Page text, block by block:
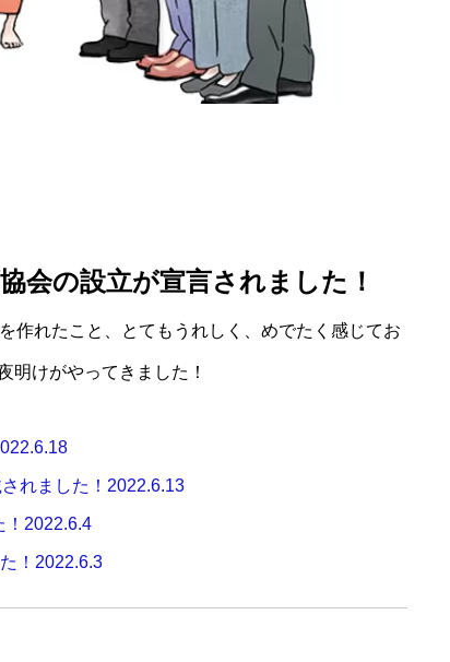
会の設立が宣言されました！
作れたこと、とてもうれしく、めでたく感じてお
明けがやってきました！
れました！2022.6.13
！2022.6.4
！2022.6.3